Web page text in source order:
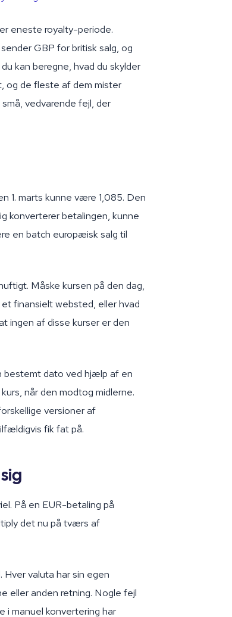
eneste royalty-periode.
GBP for britisk salg, og
kan beregne, hvad du skylder
og de fleste af dem mister
vedvarende fejl, der
1. marts kunne være 1,085. Den
konverterer betalingen, kunne
en batch europæisk salg til
Måske kursen på den dag,
finansielt websted, eller hvad
ingen af disse kurser er den
bestemt dato ved hjælp af en
når den modtog midlerne.
versioner af
fik fat på.
På en EUR-betaling på
det nu på tværs af
valuta har sin egen
eller anden retning. Nogle fejl
i manuel konvertering har